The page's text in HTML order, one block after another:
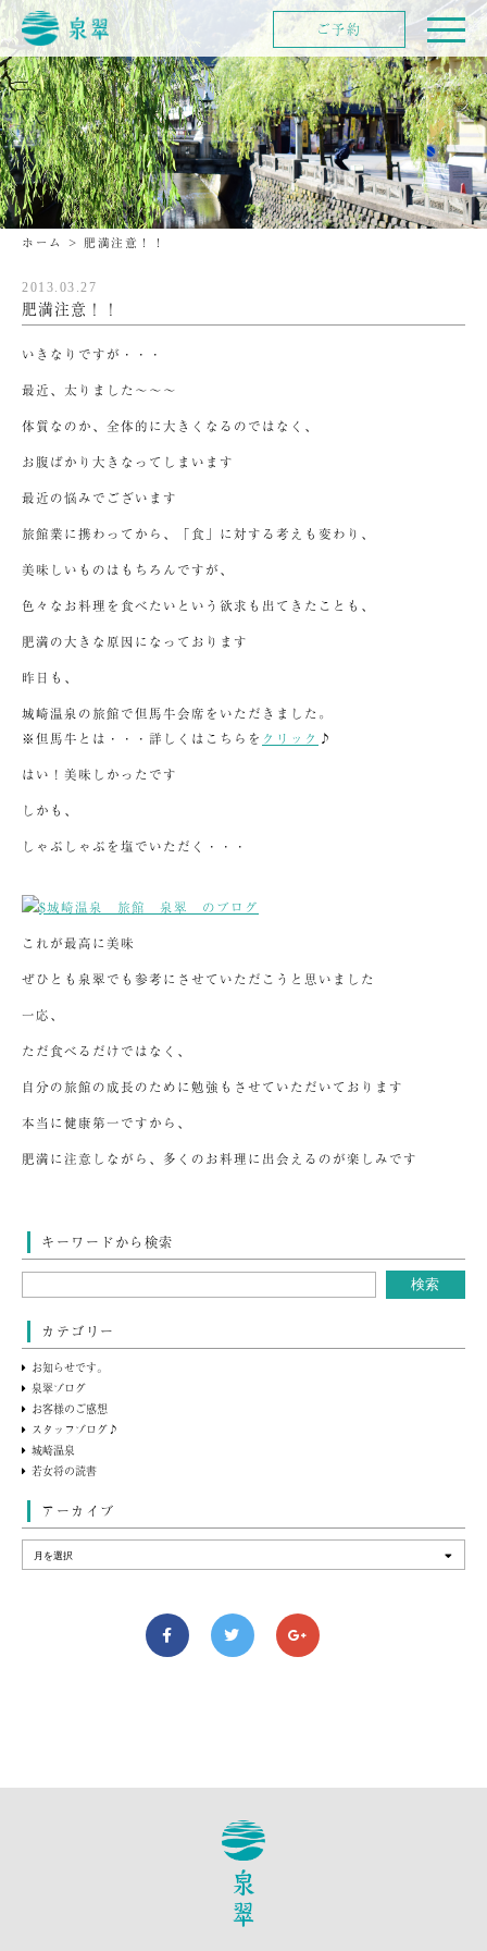
ホーム > 肥満注意！！
2013.03.27
肥満注意！！
いきなりですが・・・
最近、太りました～～～
体質なのか、全体的に大きくなるのではなく、
お腹ばかり大きなってしまいます
最近の悩みでございます
旅館業に携わってから、「食」に対する考えも変わり、
美味しいものはもちろんですが、
色々なお料理を食べたいという欲求も出てきたことも、
肥満の大きな原因になっております
昨日も、
城崎温泉の旅館で但馬牛会席をいただきました。
※但馬牛とは・・・詳しくはこちらを クリック ♪
はい！美味しかったです
しかも、
しゃぶしゃぶを塩でいただく・・・
これが最高に美味
ぜひとも泉翠でも参考にさせていただこうと思いました
一応、
ただ食べるだけではなく、
自分の旅館の成長のために勉強もさせていただいております
本当に健康第一ですから、
肥満に注意しながら、多くのお料理に出会えるのが楽しみです
キーワードから検索
カテゴリー
お知らせです。
泉翠ブログ
お客様のご感想
スタッフブログ♪
城崎温泉
若女将の読書
アーカイブ
ご予約